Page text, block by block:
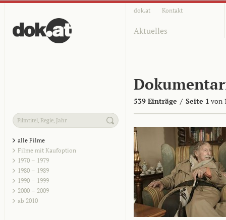
dok.at Kontakt
Aktuelles
539 Einträge / Seite 1 von
alle Filme
Filme mit Kaufoption
1970 – 1979
1980 – 1989
1990 – 1999
2000 – 2009
ab 2010